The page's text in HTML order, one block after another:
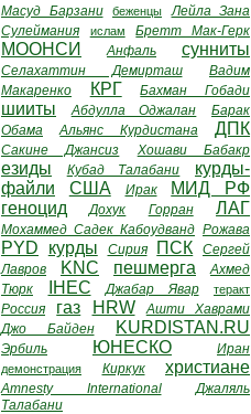
Масуд Барзани беженцы
Лейла Зана
Сулеймания
ислам Бретт Мак-Герк
МООНСИ Анфаль сунниты
Селахаттин Демирташ
Вадим
Макаренко
КРГ Бахман Гобади
шииты Абдулла Оджалан
Барак
Обама
Альянс Курдистана ДПК
Сакине Джансиз Хошави Бабакр
езиды Кубад Талабани
курды-
файли
США Ирак
МИД РФ
геноцид
Дохук Горран ЛАГ
Мохаммед Садек Кабоудванд Рожава
PYD курды Сирия ПСК
Сергей
Лавров
KNC пешмерга
Ахмед
Тюрк
IHEC Джабар Явар теракт
Россия газ HRW
Ашти Хаврами
Джо Байден
KURDISTAN.RU
Эрбиль ЮНЕСКО Иран
демонстрация Киркук христиане
Amnesty International
Джаляль
Талабани